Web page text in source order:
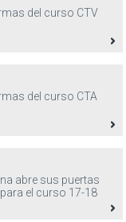
del curso CTV
del curso CTA
abre sus puertas
el curso 17-18